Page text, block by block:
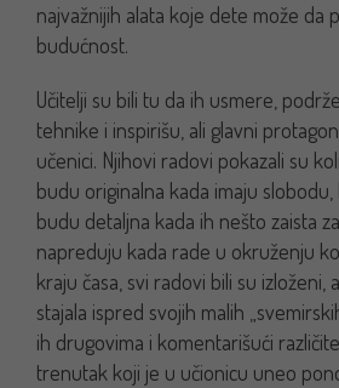
najvažnijih alata koje dete može da
budućnost.
Učitelji su bili tu da ih usmere,
tehnike i inspirišu, ali glavni
učenici. Njihovi radovi pokazali su
budu originalna kada imaju
budu detaljna kada ih nešto zaista
napreduju kada rade u okruženju
kraju časa, svi radovi bili su izloženi,
stajala ispred svojih malih
ih drugovima i komentarišući
trenutak koji je u učionicu uneo